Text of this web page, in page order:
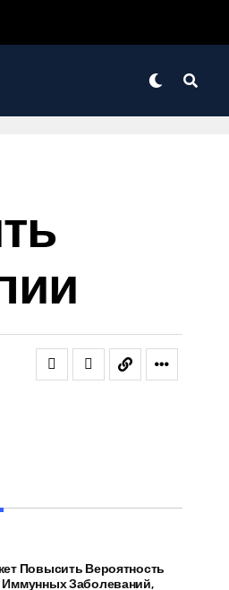
Повысить Вероятность
Иммунных Заболеваний,